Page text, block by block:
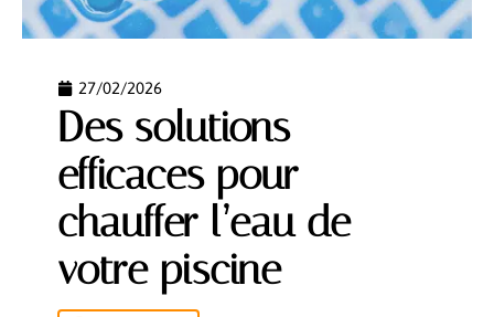
27/02/2026
Des solutions
efficaces pour
chauffer l’eau de
votre piscine